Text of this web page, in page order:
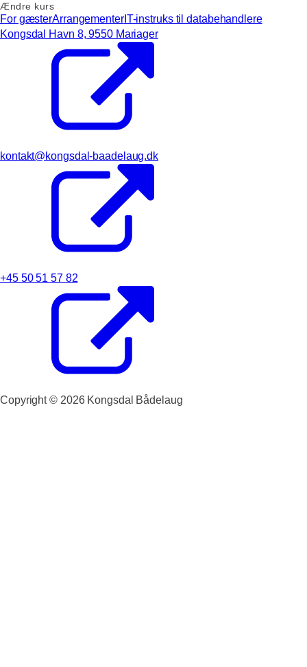
Ændre kurs
For gæsterArrangementerIT-instruks til databehandlere
Kongsdal Havn 8, 9550 Mariager
kontakt@kongsdal-baadelaug.dk
+45 50 51 57 82
Copyright © 2026Kongsdal Bådelaug